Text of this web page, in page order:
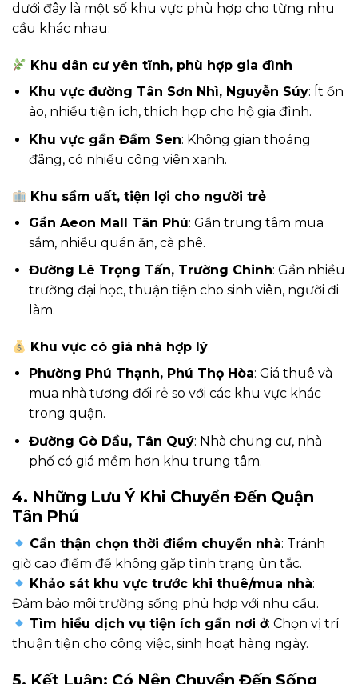
dưới đây là một số khu vực phù hợp cho từng nhu
cầu khác nhau:
Khu dân cư yên tĩnh, phù hợp gia đình
Khu vực đường Tân Sơn Nhì, Nguyễn Súy: Ít ồn
ào, nhiều tiện ích, thích hợp cho hộ gia đình.
Khu vực gần Đầm Sen: Không gian thoáng
đãng, có nhiều công viên xanh.
Khu sầm uất, tiện lợi cho người trẻ
Gần Aeon Mall Tân Phú: Gần trung tâm mua
sắm, nhiều quán ăn, cà phê.
Đường Lê Trọng Tấn, Trường Chinh: Gần nhiều
trường đại học, thuận tiện cho sinh viên, người đi
làm.
Khu vực có giá nhà hợp lý
Phường Phú Thạnh, Phú Thọ Hòa: Giá thuê và
mua nhà tương đối rẻ so với các khu vực khác
trong quận.
Đường Gò Dầu, Tân Quý: Nhà chung cư, nhà
phố có giá mềm hơn khu trung tâm.
4. Những Lưu Ý Khi Chuyển Đến Quận
Tân Phú
Cẩn thận chọn thời điểm chuyển nhà: Tránh
giờ cao điểm để không gặp tình trạng ùn tắc.
Khảo sát khu vực trước khi thuê/mua nhà:
Đảm bảo môi trường sống phù hợp với nhu cầu.
Tìm hiểu dịch vụ tiện ích gần nơi ở: Chọn vị trí
thuận tiện cho công việc, sinh hoạt hàng ngày.
5. Kết Luận: Có Nên Chuyển Đến Sống